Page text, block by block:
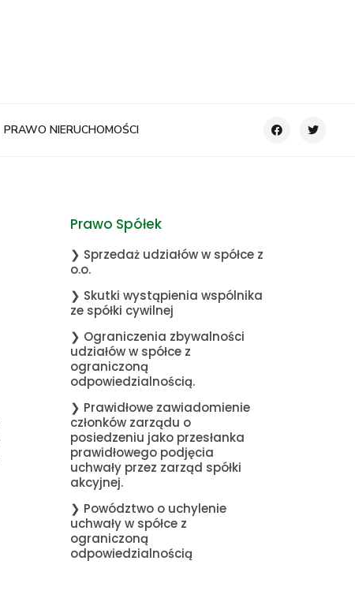
PRAWO NIERUCHOMOŚCI
Prawo Spółek
❯ Sprzedaż udziałów w spółce z
o.o.
❯ Skutki wystąpienia wspólnika
ze spółki cywilnej
❯ Ograniczenia zbywalności
udziałów w spółce z
ograniczoną
odpowiedzialnością.
❯ Prawidłowe zawiadomienie
członków zarządu o
posiedzeniu jako przesłanka
prawidłowego podjęcia
uchwały przez zarząd spółki
akcyjnej.
❯ Powództwo o uchylenie
uchwały w spółce z
ograniczoną
odpowiedzialnością